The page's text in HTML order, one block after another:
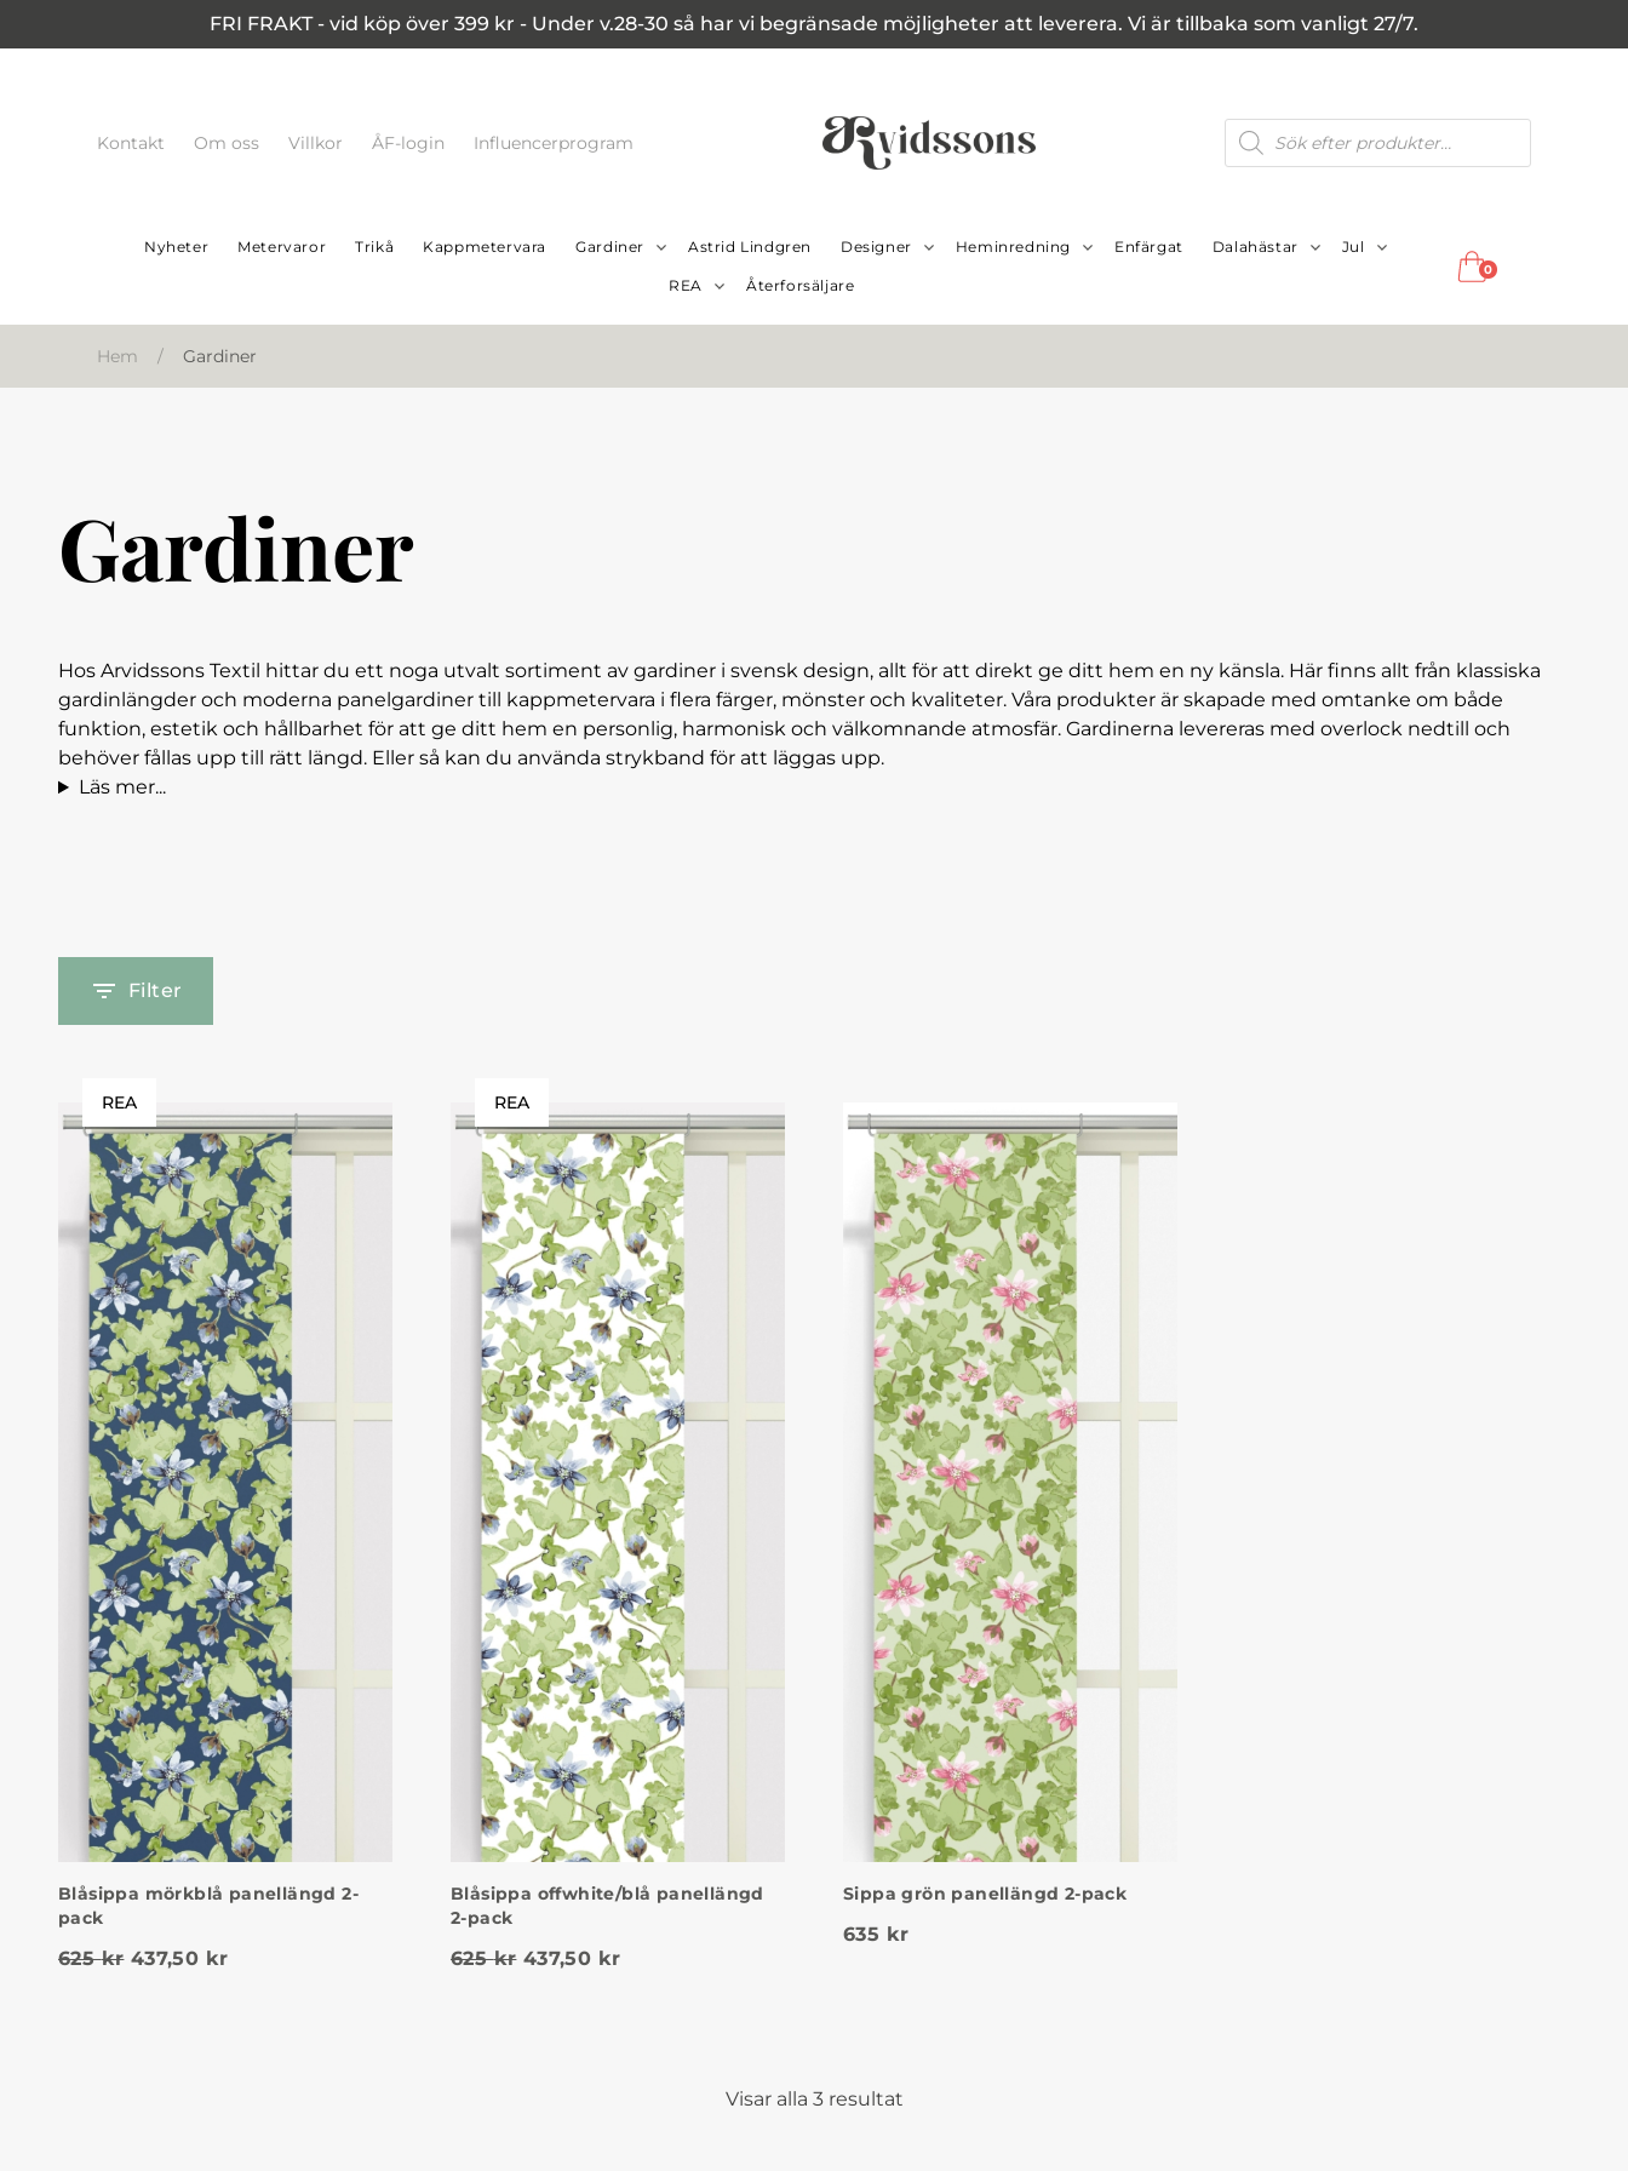
FRI FRAKT - vid köp över 399 kr - Under v.28-30 så har vi begränsade möjligheter att leverera. Vi är tillbaka som vanligt 27/7.
Kontakt Om oss Villkor ÅF-login Influencerprogram
Produktsökning
Nyheter Metervaror Trikå Kappmetervara Gardiner Astrid Lindgren Designer Heminredning Enfärgat Dalahästar Jul
REA Återforsäljare
0
Hem / Gardiner
Gardiner
Hos Arvidssons Textil hittar du ett noga utvalt sortiment av gardiner i svensk design, allt för att direkt ge ditt hem en ny känsla. Här finns allt från klassiska
gardinlängder och moderna panelgardiner till kappmetervara i flera färger, mönster och kvaliteter. Våra produkter är skapade med omtanke om både
funktion, estetik och hållbarhet för att ge ditt hem en personlig, harmonisk och välkomnande atmosfär. Gardinerna levereras med overlock nedtill och
behöver fållas upp till rätt längd. Eller så kan du använda strykband för att läggas upp.
Läs mer...
Filter
REA
Blåsippa mörkblå panellängd 2-
pack
625kr Det ursprungliga priset var: 625 kr.
437,50 krDet nuvarande priset är: 437,50 kr.
REA
Blåsippa offwhite/blå panellängd
2-pack
625kr Det ursprungliga priset var: 625 kr.
437,50 krDet nuvarande priset är: 437,50 kr.
Sippa grön panellängd 2-pack
635 kr
Visar alla 3 resultat